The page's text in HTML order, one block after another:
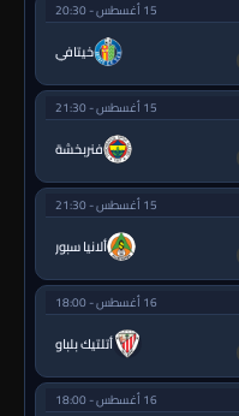
15 أغسطس - 20:30
خيتافي
15 أغسطس - 21:30
فنربخشة
15 أغسطس - 21:30
ألانيا سبور
16 أغسطس - 18:00
أتلتيك بلباو
16 أغسطس - 18:00